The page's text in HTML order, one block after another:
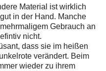
Material ist wirklich
in der Hand. Manche
Gebrauch an
nicht.
dass sie im heißen
verändert. Beim
wieder zu ihrem